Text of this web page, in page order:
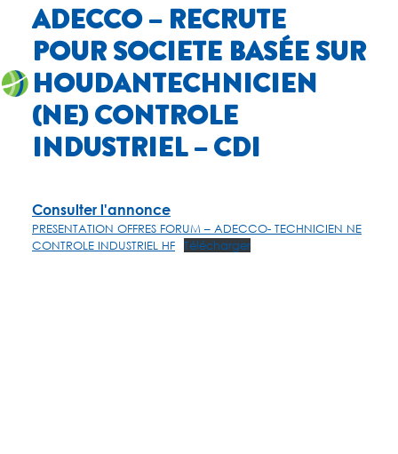
ADECCO – RECRUTE
POUR SOCIETE BASÉE SUR
HOUDANTECHNICIEN
(NE) CONTROLE
INDUSTRIEL – CDI
Consulter l'annonce
PRESENTATION OFFRES FORUM – ADECCO- TECHNICIEN NE
CONTROLE INDUSTRIEL HF
Télécharger